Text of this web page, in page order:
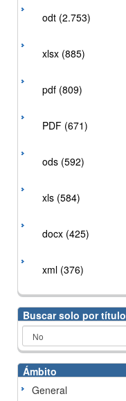
odt (2.753)
xlsx (885)
pdf (809)
PDF (671)
ods (592)
xls (584)
docx (425)
xml (376)
Buscar solo por título
Ámbito
General